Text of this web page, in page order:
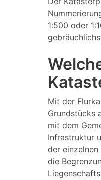
1:500 oder
Mit der
Grundstücks
mit dem
Infrastruktur
der
die